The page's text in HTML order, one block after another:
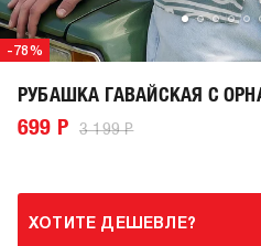
-78%
РУБАШКА ГАВАЙСКАЯ С
699 Р 3 199 Р
ХОТИТЕ ДЕШЕВЛЕ?